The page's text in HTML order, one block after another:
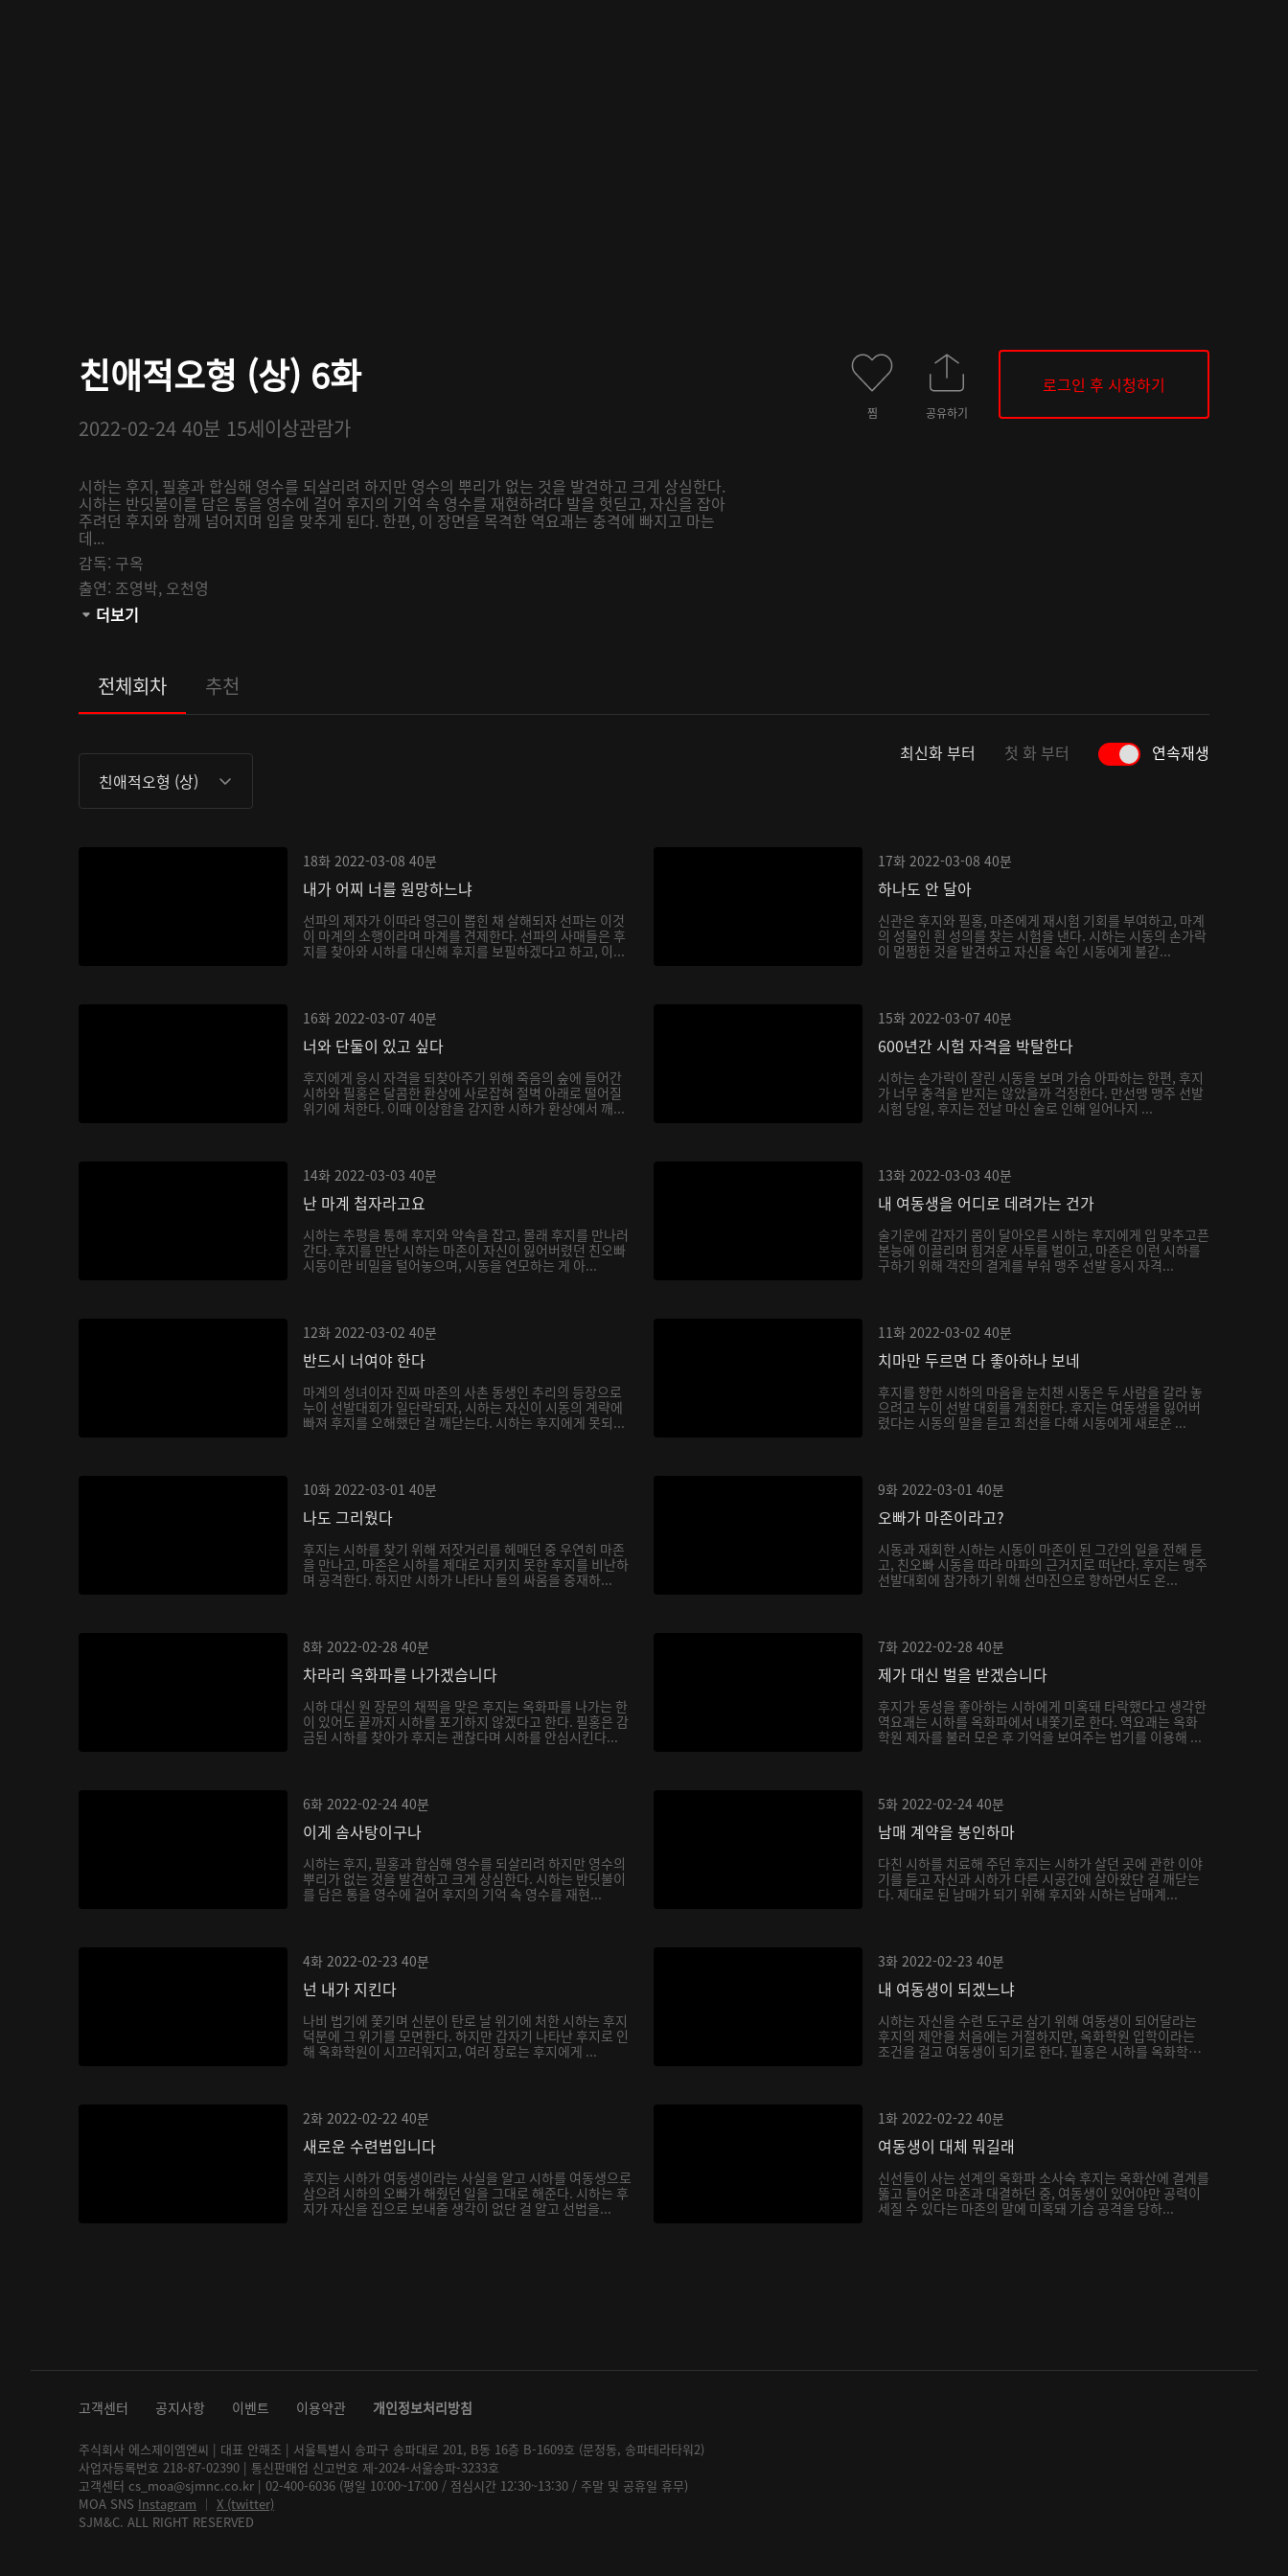
친애적오형 (상) 6화
2022-02-24 40분 15세이상관람가
시하는 후지, 필홍과 합심해 영수를 되살리려 하지만 영수의 뿌리가 없는 것을 발견하고 크게 상심한다.
시하는 반딧불이를 담은 통을 영수에 걸어 후지의 기억 속 영수를 재현하려다 발을 헛딛고, 자신을 잡아
주려던 후지와 함께 넘어지며 입을 맞추게 된다. 한편, 이 장면을 목격한 역요괘는 충격에 빠지고 마는
데...
감독: 구옥
출연: 조영박, 오천영
관람등급:
더보기
찜 공유하기
로그인 후 시청하기
전체회차 추천
친애적오형 (상)
최신화 부터 첫 화 부터 연속재생
18화 2022-03-08 40분
내가 어찌 너를 원망하느냐
선파의 제자가 이따라 영근이 뽑힌 채 살해되자 선파는 이것
이 마계의 소행이라며 마계를 견제한다. 선파의 사매들은 후
지를 찾아와 시하를 대신해 후지를 보필하겠다고 하고, 이...
17화 2022-03-08 40분
하나도 안 달아
신관은 후지와 필홍, 마존에게 재시험 기회를 부여하고, 마계
의 성물인 흰 성의를 찾는 시험을 낸다. 시하는 시동의 손가락
이 멀쩡한 것을 발견하고 자신을 속인 시동에게 불같...
16화 2022-03-07 40분
너와 단둘이 있고 싶다
후지에게 응시 자격을 되찾아주기 위해 죽음의 숲에 들어간
시하와 필홍은 달콤한 환상에 사로잡혀 절벽 아래로 떨어질
위기에 처한다. 이때 이상함을 감지한 시하가 환상에서 깨...
15화 2022-03-07 40분
600년간 시험 자격을 박탈한다
시하는 손가락이 잘린 시동을 보며 가슴 아파하는 한편, 후지
가 너무 충격을 받지는 않았을까 걱정한다. 만선맹 맹주 선발
시험 당일, 후지는 전날 마신 술로 인해 일어나지 ...
14화 2022-03-03 40분
난 마계 첩자라고요
시하는 추평을 통해 후지와 약속을 잡고, 몰래 후지를 만나러
간다. 후지를 만난 시하는 마존이 자신이 잃어버렸던 친오빠
시동이란 비밀을 털어놓으며, 시동을 연모하는 게 아...
13화 2022-03-03 40분
내 여동생을 어디로 데려가는 건가
술기운에 갑자기 몸이 달아오른 시하는 후지에게 입 맞추고픈
본능에 이끌리며 힘겨운 사투를 벌이고, 마존은 이런 시하를
구하기 위해 객잔의 결계를 부숴 맹주 선발 응시 자격...
12화 2022-03-02 40분
반드시 너여야 한다
마계의 성녀이자 진짜 마존의 사촌 동생인 추리의 등장으로
누이 선발대회가 일단락되자, 시하는 자신이 시동의 계략에
빠져 후지를 오해했단 걸 깨닫는다. 시하는 후지에게 못되...
11화 2022-03-02 40분
치마만 두르면 다 좋아하나 보네
후지를 향한 시하의 마음을 눈치챈 시동은 두 사람을 갈라 놓
으려고 누이 선발 대회를 개최한다. 후지는 여동생을 잃어버
렸다는 시동의 말을 듣고 최선을 다해 시동에게 새로운 ...
10화 2022-03-01 40분
나도 그리웠다
후지는 시하를 찾기 위해 저잣거리를 헤매던 중 우연히 마존
을 만나고, 마존은 시하를 제대로 지키지 못한 후지를 비난하
며 공격한다. 하지만 시하가 나타나 둘의 싸움을 중재하...
9화 2022-03-01 40분
오빠가 마존이라고?
시동과 재회한 시하는 시동이 마존이 된 그간의 일을 전해 듣
고, 친오빠 시동을 따라 마파의 근거지로 떠난다. 후지는 맹주
선발대회에 참가하기 위해 선마진으로 향하면서도 온...
8화 2022-02-28 40분
차라리 옥화파를 나가겠습니다
시하 대신 원 장문의 채찍을 맞은 후지는 옥화파를 나가는 한
이 있어도 끝까지 시하를 포기하지 않겠다고 한다. 필홍은 감
금된 시하를 찾아가 후지는 괜찮다며 시하를 안심시킨다...
7화 2022-02-28 40분
제가 대신 벌을 받겠습니다
후지가 동성을 좋아하는 시하에게 미혹돼 타락했다고 생각한
역요괘는 시하를 옥화파에서 내쫓기로 한다. 역요괘는 옥화
학원 제자를 불러 모은 후 기억을 보여주는 법기를 이용해 ...
6화 2022-02-24 40분
이게 솜사탕이구나
시하는 후지, 필홍과 합심해 영수를 되살리려 하지만 영수의
뿌리가 없는 것을 발견하고 크게 상심한다. 시하는 반딧불이
를 담은 통을 영수에 걸어 후지의 기억 속 영수를 재현...
5화 2022-02-24 40분
남매 계약을 봉인하마
다친 시하를 치료해 주던 후지는 시하가 살던 곳에 관한 이야
기를 듣고 자신과 시하가 다른 시공간에 살아왔단 걸 깨닫는
다. 제대로 된 남매가 되기 위해 후지와 시하는 남매계...
4화 2022-02-23 40분
넌 내가 지킨다
나비 법기에 쫓기며 신분이 탄로 날 위기에 처한 시하는 후지
덕분에 그 위기를 모면한다. 하지만 갑자기 나타난 후지로 인
해 옥화학원이 시끄러워지고, 여러 장로는 후지에게 ...
3화 2022-02-23 40분
내 여동생이 되겠느냐
시하는 자신을 수련 도구로 삼기 위해 여동생이 되어달라는
후지의 제안을 처음에는 거절하지만, 옥화학원 입학이라는
조건을 걸고 여동생이 되기로 한다. 필홍은 시하를 옥화학
2화 2022-02-22 40분
새로운 수련법입니다
후지는 시하가 여동생이라는 사실을 알고 시하를 여동생으로
삼으려 시하의 오빠가 해줬던 일을 그대로 해준다. 시하는 후
지가 자신을 집으로 보내줄 생각이 없단 걸 알고 선법을...
1화 2022-02-22 40분
여동생이 대체 뭐길래
신선들이 사는 선계의 옥화파 소사숙 후지는 옥화산에 결계를
뚫고 들어온 마존과 대결하던 중, 여동생이 있어야만 공력이
세질 수 있다는 마존의 말에 미혹돼 기습 공격을 당하...
고객센터 공지사항 이벤트 이용약관 개인정보처리방침
주식회사 에스제이엠엔씨 | 대표 안해조 | 서울특별시 송파구 송파대로 201, B동 16층 B-1609호 (문정동, 송파테라타워2)
사업자등록번호 218-87-02390 | 통신판매업 신고번호 제-2024-서울송파-3233호
고객센터 cs_moa@sjmnc.co.kr | 02-400-6036 (평일 10:00~17:00 / 점심시간 12:30~13:30 / 주말 및 공휴일 휴무)
MOA SNS Instagram │ X (twitter)
SJM&C. ALL RIGHT RESERVED